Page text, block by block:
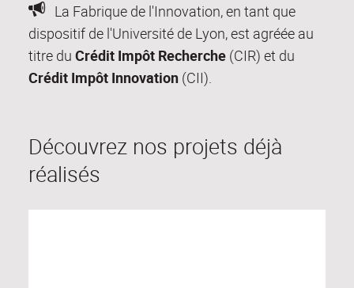
La Fabrique de l'Innovation, en tant que
dispositif de l'Université de Lyon, est agréée au
titre du Crédit Impôt Recherche (CIR) et du
Crédit Impôt Innovation (CII).
Découvrez nos projets déjà
réalisés